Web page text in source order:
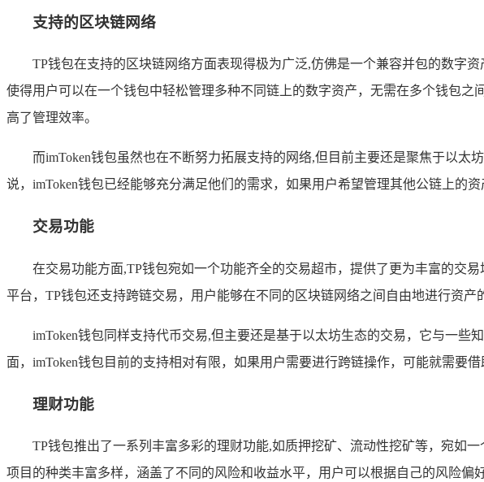
支持的区块链网络
TP钱包在支持的区块链网络方面表现得极为广泛,仿佛是一个兼容并包的数字
使得用户可以在一个钱包中轻松管理多种不同链上的数字资产，无需在多个钱包
高了管理效率。
而imToken钱包虽然也在不断努力拓展支持的网络,但目前主要还是聚焦于以
说，imToken钱包已经能够充分满足他们的需求，如果用户希望管理其他公链上的
交易功能
在交易功能方面,TP钱包宛如一个功能齐全的交易超市，提供了更为丰富的交
平台，TP钱包还支持跨链交易，用户能够在不同的区块链网络之间自由地进行资
imToken钱包同样支持代币交易,但主要还是基于以太坊生态的交易，它与一
面，imToken钱包目前的支持相对有限，如果用户需要进行跨链操作，可能就需要借
理财功能
TP钱包推出了一系列丰富多彩的理财功能,如质押挖矿、流动性挖矿等，宛如
项目的种类丰富多样，涵盖了不同的风险和收益水平，用户可以根据自己的风险偏